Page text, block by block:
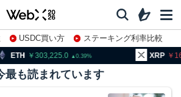
USDC買い方
ステーキング利率比較
XRP 163.04
最も読まれています